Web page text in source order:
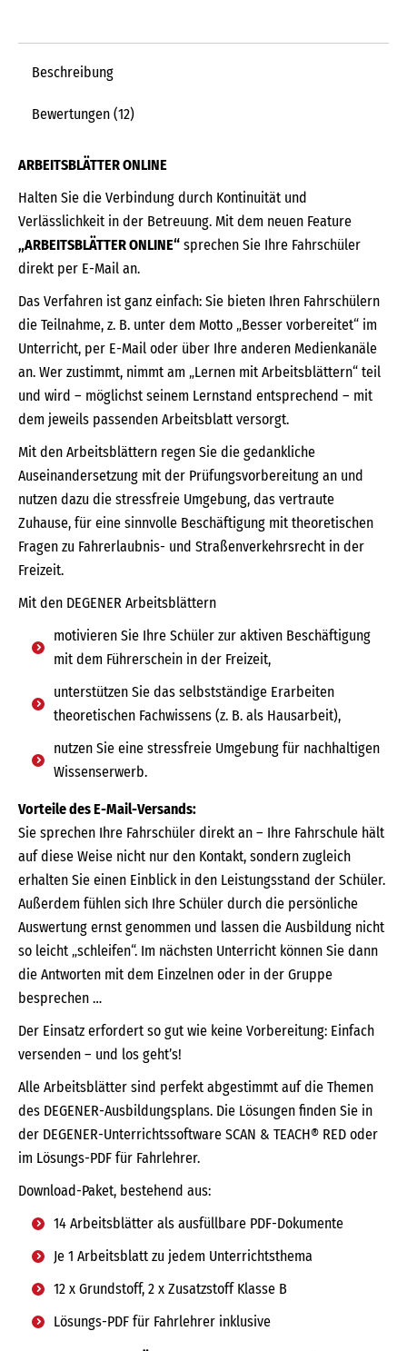
Beschreibung
Bewertungen (12)
ARBEITSBLÄTTER ONLINE
Halten Sie die Verbindung durch Kontinuität und
Verlässlichkeit in der Betreuung. Mit dem neuen Feature
„ARBEITSBLÄTTER ONLINE“ sprechen Sie Ihre Fahrschüler
direkt per E-Mail an.
Das Verfahren ist ganz einfach: Sie bieten Ihren Fahrschülern
die Teilnahme, z. B. unter dem Motto „Besser vorbereitet“ im
Unterricht, per E-Mail oder über Ihre anderen Medienkanäle
an. Wer zustimmt, nimmt am „Lernen mit Arbeitsblättern“ teil
und wird – möglichst seinem Lernstand entsprechend – mit
dem jeweils passenden Arbeitsblatt versorgt.
Mit den Arbeitsblättern regen Sie die gedankliche
Auseinandersetzung mit der Prüfungsvorbereitung an und
nutzen dazu die stressfreie Umgebung, das vertraute
Zuhause, für eine sinnvolle Beschäftigung mit theoretischen
Fragen zu Fahrerlaubnis- und Straßenverkehrsrecht in der
Freizeit.
Mit den DEGENER Arbeitsblättern
motivieren Sie Ihre Schüler zur aktiven Beschäftigung
mit dem Führerschein in der Freizeit,
unterstützen Sie das selbstständige Erarbeiten
theoretischen Fachwissens (z. B. als Hausarbeit),
nutzen Sie eine stressfreie Umgebung für nachhaltigen
Wissenserwerb.
Vorteile des E-Mail-Versands:
Sie sprechen Ihre Fahrschüler direkt an – Ihre Fahrschule hält
auf diese Weise nicht nur den Kontakt, sondern zugleich
erhalten Sie einen Einblick in den Leistungsstand der Schüler.
Außerdem fühlen sich Ihre Schüler durch die persönliche
Auswertung ernst genommen und lassen die Ausbildung nicht
so leicht „schleifen“. Im nächsten Unterricht können Sie dann
die Antworten mit dem Einzelnen oder in der Gruppe
besprechen …
Der Einsatz erfordert so gut wie keine Vorbereitung: Einfach
versenden – und los geht’s!
Alle Arbeitsblätter sind perfekt abgestimmt auf die Themen
des DEGENER-Ausbildungsplans. Die Lösungen finden Sie in
der DEGENER-Unterrichtssoftware SCAN & TEACH® RED oder
im Lösungs-PDF für Fahrlehrer.
Download-Paket, bestehend aus:
14 Arbeitsblätter als ausfüllbare PDF-Dokumente
Je 1 Arbeitsblatt zu jedem Unterrichtsthema
12 x Grundstoff, 2 x Zusatzstoff Klasse B
Lösungs-PDF für Fahrlehrer inklusive